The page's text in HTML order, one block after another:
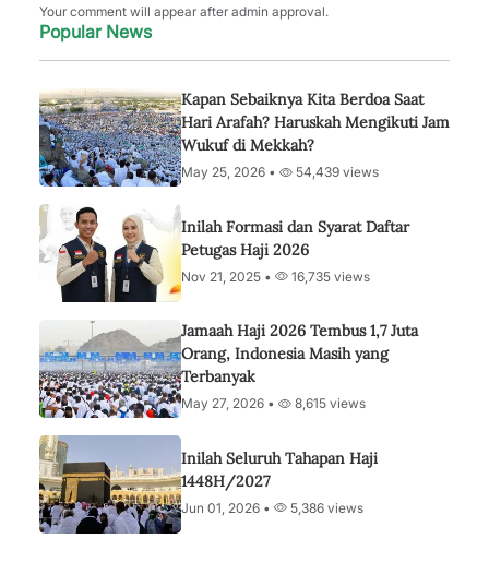
Your comment will appear after admin approval.
Popular News
Kapan Sebaiknya Kita Berdoa Saat
Hari Arafah? Haruskah Mengikuti Jam
Wukuf di Mekkah?
May 25, 2026 • 54,439 views
Inilah Formasi dan Syarat Daftar
Petugas Haji 2026
Nov 21, 2025 • 16,735 views
Jamaah Haji 2026 Tembus 1,7 Juta
Orang, Indonesia Masih yang
Terbanyak
May 27, 2026 • 8,615 views
Inilah Seluruh Tahapan Haji
1448H/2027
Jun 01, 2026 • 5,386 views